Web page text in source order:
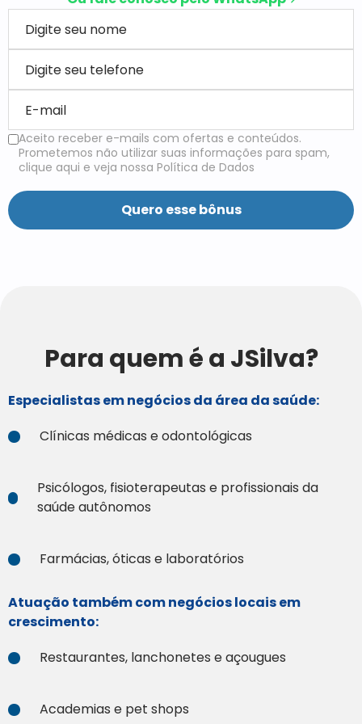
Aceito receber e-mails com ofertas e conteúdos.
Prometemos não utilizar suas informações para spam,
clique aqui e veja nossa Política de Dados
Para quem é a JSilva?
Especialistas em negócios da área da saúde:
Clínicas médicas e odontológicas
Psicólogos, fisioterapeutas e profissionais da
saúde autônomos
Farmácias, óticas e laboratórios
Atuação também com negócios locais em
crescimento:
Restaurantes, lanchonetes e açougues
Academias e pet shops